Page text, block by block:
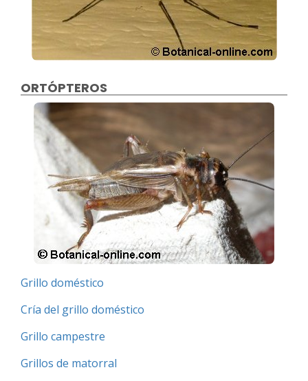
ORTÓPTEROS
Grillo doméstico
Cría del grillo doméstico
Grillo campestre
Grillos de matorral